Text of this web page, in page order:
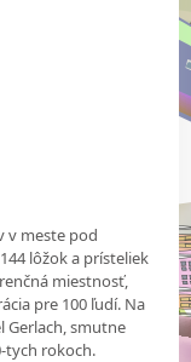
v meste pod
lôžok a prísteliek
miestnosť,
pre 100 ľudí. Na
Gerlach, smutne
tych rokoch.